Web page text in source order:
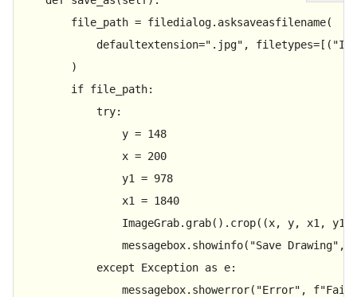
        file_path = filedialog.asksaveasfilename(
            defaultextension=
".jpg" , filetypes=[(
        )
if file_path:
try:
                y =
148
                x =
200
                y1 =
978
                x1 =
1840
ImageGrab.grab().crop((x, y, x1,
                messagebox.showinfo(
"Save Drawing" ,
except Exception as e:
                messagebox.showerror(
"Error" ,